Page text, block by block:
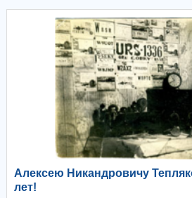
Алексею Никандровичу
лет!